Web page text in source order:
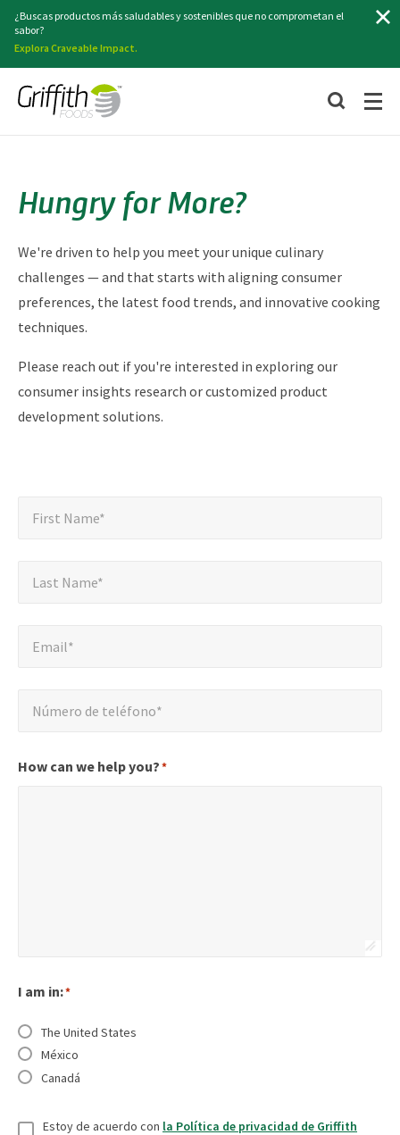
¿Buscas productos más saludables y sostenibles que no comprometan el
sabor?
Explora Craveable Impact.
Hungry for More?
We're driven to help you meet your unique culinary
challenges — and that starts with aligning consumer
preferences, the latest food trends, and innovative cooking
techniques.
Please reach out if you're interested in exploring our
consumer insights research or customized product
development solutions.
indica
First Name*
Last Name*
Email*
Número
Número de teléfono*
How can we help you?*
I am in:*
The United States
México
Canadá
Consentir*
Estoy de acuerdo con la Política de privacidad de Griffith